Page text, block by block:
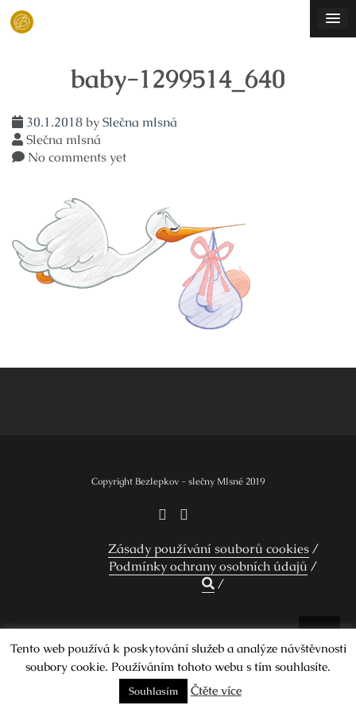
Skip
baby-1299514_640
30.1.2018bySlečna mlsná
Slečna mlsná
No comments yet
Copyright Bezlepkov - slečny Mlsné 2019
Zásady používání souborů cookies
Podmínky ochrany osobních údajů
Tento web používá k poskytování služeb a analýze návštěvnosti
soubory cookie. Používáním tohoto webu s tím souhlasíte.
Souhlasím Čtěte více